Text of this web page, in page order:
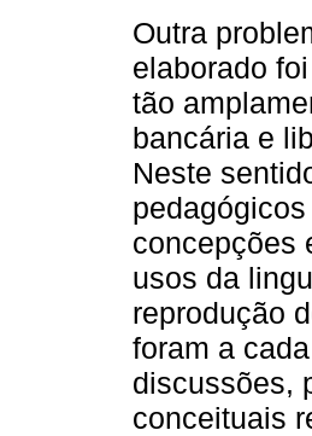
Outra
elaborado
tão
bancária e
Neste
concepções
usos da
reprodução
foram a
discussões,
conceituais